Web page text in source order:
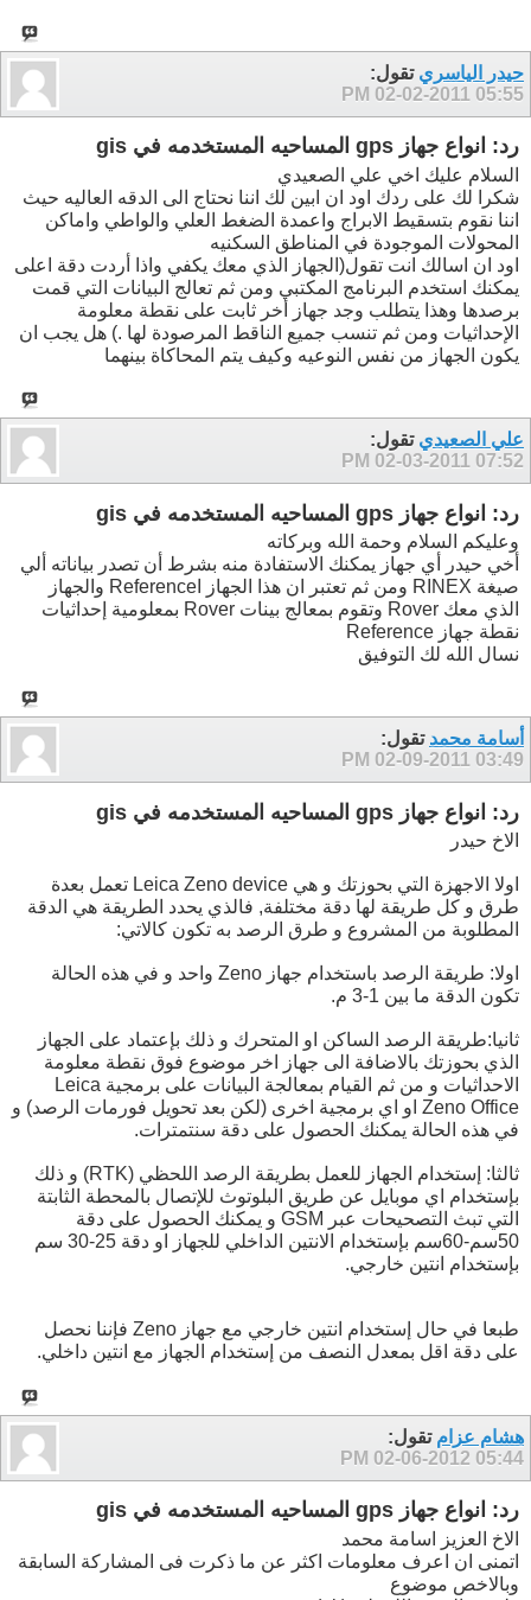
حيدر الياسري تقول:
02-02-2011 05:55 PM
رد: انواع جهاز gps المساحيه المستخدمه في gis
السلام عليك اخي علي الصعيدي
شكرا لك على ردك اود ان ابين لك اننا نحتاج الى الدقه العاليه حيث
اننا نقوم بتسقيط الابراج واعمدة الضغط العلي والواطي واماكن
المحولات الموجودة في المناطق السكنيه
اود ان اسالك انت تقول(الجهاز الذي معك يكفي واذا أردت دقة اعلى
يمكنك استخدم البرنامج المكتبي ومن ثم تعالج البيانات التي قمت
برصدها وهذا يتطلب وجد جهاز أخر ثابت على نقطة معلومة
الإحداثيات ومن ثم تنسب جميع الناقط المرصودة لها .) هل يجب ان
يكون الجهاز من نفس النوعيه وكيف يتم المحاكاة بينهما
علي الصعيدي تقول:
02-03-2011 07:52 PM
رد: انواع جهاز gps المساحيه المستخدمه في gis
وعليكم السلام وحمة الله وبركاته
أخي حيدر أي جهاز يمكنك الاستفادة منه بشرط أن تصدر بياناته ألي
صيغة RINEX ومن ثم تعتبر ان هذا الجهاز اReference والجهاز
الذي معك Rover وتقوم بمعالج بينات Rover بمعلومية إحداثيات
نقطة جهاز Reference
نسال الله لك التوفيق
أسامة محمد تقول:
02-09-2011 03:49 PM
رد: انواع جهاز gps المساحيه المستخدمه في gis
الاخ حيدر
اولا الاجهزة التي بحوزتك و هي Leica Zeno device تعمل بعدة
طرق و كل طريقة لها دقة مختلفة, فالذي يحدد الطريقة هي الدقة
المطلوبة من المشروع و طرق الرصد به تكون كالاتي:
اولا: طريقة الرصد باستخدام جهاز Zeno واحد و في هذه الحالة
تكون الدقة ما بين 1-3 م.
ثانيا:طريقة الرصد الساكن او المتحرك و ذلك بإعتماد على الجهاز
الذي بحوزتك بالاضافة الى جهاز اخر موضوع فوق نقطة معلومة
الاحداثيات و من ثم القيام بمعالجة البيانات على برمجية Leica
Zeno Office او اي برمجية اخرى (لكن بعد تحويل فورمات الرصد) و
في هذه الحالة يمكنك الحصول على دقة سنتمترات.
ثالثا: إستخدام الجهاز للعمل بطريقة الرصد اللحظي (RTK) و ذلك
بإستخدام اي موبايل عن طريق البلوتوث للإتصال بالمحطة الثابتة
التي تبث التصحيحات عبر GSM و يمكنك الحصول على دقة
50سم-60سم بإستخدام الانتين الداخلي للجهاز او دقة 25-30 سم
بإستخدام انتين خارجي.
طبعا في حال إستخدام انتين خارجي مع جهاز Zeno فإننا نحصل
على دقة اقل بمعدل النصف من إستخدام الجهاز مع انتين داخلي.
هشام عزام تقول:
02-06-2012 05:44 PM
رد: انواع جهاز gps المساحيه المستخدمه في gis
الاخ العزيز اسامة محمد
اتمنى ان اعرف معلومات اكثر عن ما ذكرت فى المشاركة السابقة
وبالاخص موضوع